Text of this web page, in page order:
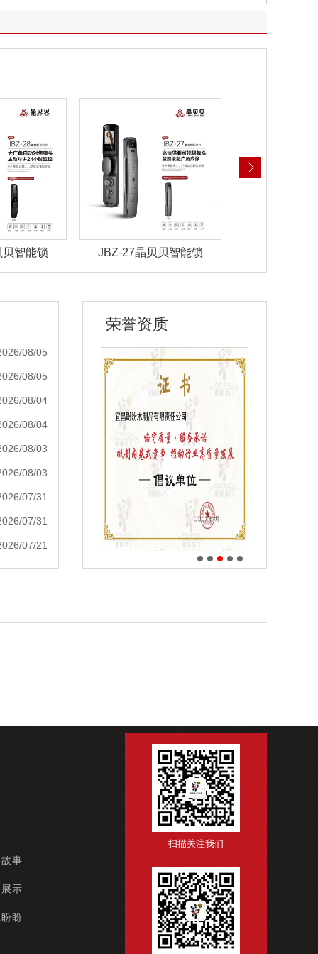
智能锁 JBZ-22晶贝贝智能锁
08/05
08/05
08/04
08/04
08/03
08/03
07/31
07/31
07/21
荣誉资质
事
示
盼
扫描关注我们